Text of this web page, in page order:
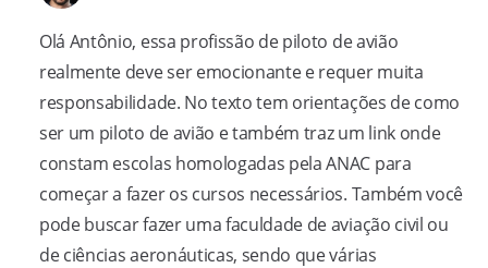
Olá Antônio, essa profissão de piloto de avião
realmente deve ser emocionante e requer muita
responsabilidade. No texto tem orientações de como
ser um piloto de avião e também traz um link onde
constam escolas homologadas pela ANAC para
começar a fazer os cursos necessários. Também você
pode buscar fazer uma faculdade de aviação civil ou
de ciências aeronáuticas, sendo que várias